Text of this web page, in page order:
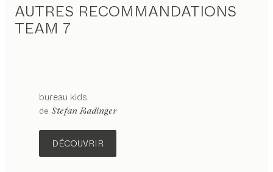
AUTRES RECOMMANDATIONS
TEAM 7
bureau kids
de Stefan Radinger
DÉCOUVRIR